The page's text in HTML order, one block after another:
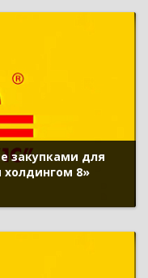
закупками для
холдингом 8»